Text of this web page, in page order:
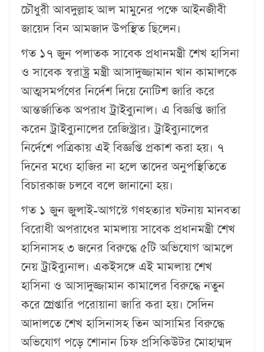
চৌধুরী আবদুল্লাহ আল মামুনের পক্ষে আইনজীবী
জায়েদ বিন আমজাদ উপস্থিত ছিলেন।
গত ১৭ জুন পলাতক সাবেক প্রধানমন্ত্রী শেখ হাসিনা
ও সাবেক স্বরাষ্ট্র মন্ত্রী আসাদুজ্জামান খান কামালকে
আত্মসমর্পণের নির্দেশ দিয়ে নোটিশ জারি করে
আন্তর্জাতিক অপরাধ ট্রাইব্যুনাল। এ বিজ্ঞপ্তি জারি
করেন ট্রাইব্যুনালের রেজিস্ট্রার। ট্রাইব্যুনালের
নির্দেশে পত্রিকায় এই বিজ্ঞপ্তি প্রকাশ করা হয়। ৭
দিনের মধ্যে হাজির না হলে তাদের অনুপস্থিতিতে
বিচারকাজ চলবে বলে জানানো হয়।
গত ১ জুন জুলাই-আগস্টে গণহত্যার ঘটনায় মানবতা
বিরোধী অপরাধের মামলায় সাবেক প্রধানমন্ত্রী শেখ
হাসিনাসহ ৩ জনের বিরুদ্ধে ৫টি অভিযোগ আমলে
নেয় ট্রাইব্যুনাল। একইসঙ্গে এই মামলায় শেখ
হাসিনা ও আসাদুজ্জামান কামালের বিরুদ্ধে নতুন
করে গ্রেপ্তারি পরোয়ানা জারি করা হয়। সেদিন
আদালতে শেখ হাসিনাসহ তিন আসামির বিরুদ্ধে
অভিযোগ পড়ে শোনান চিফ প্রসিকিউটর মোহাম্মদ